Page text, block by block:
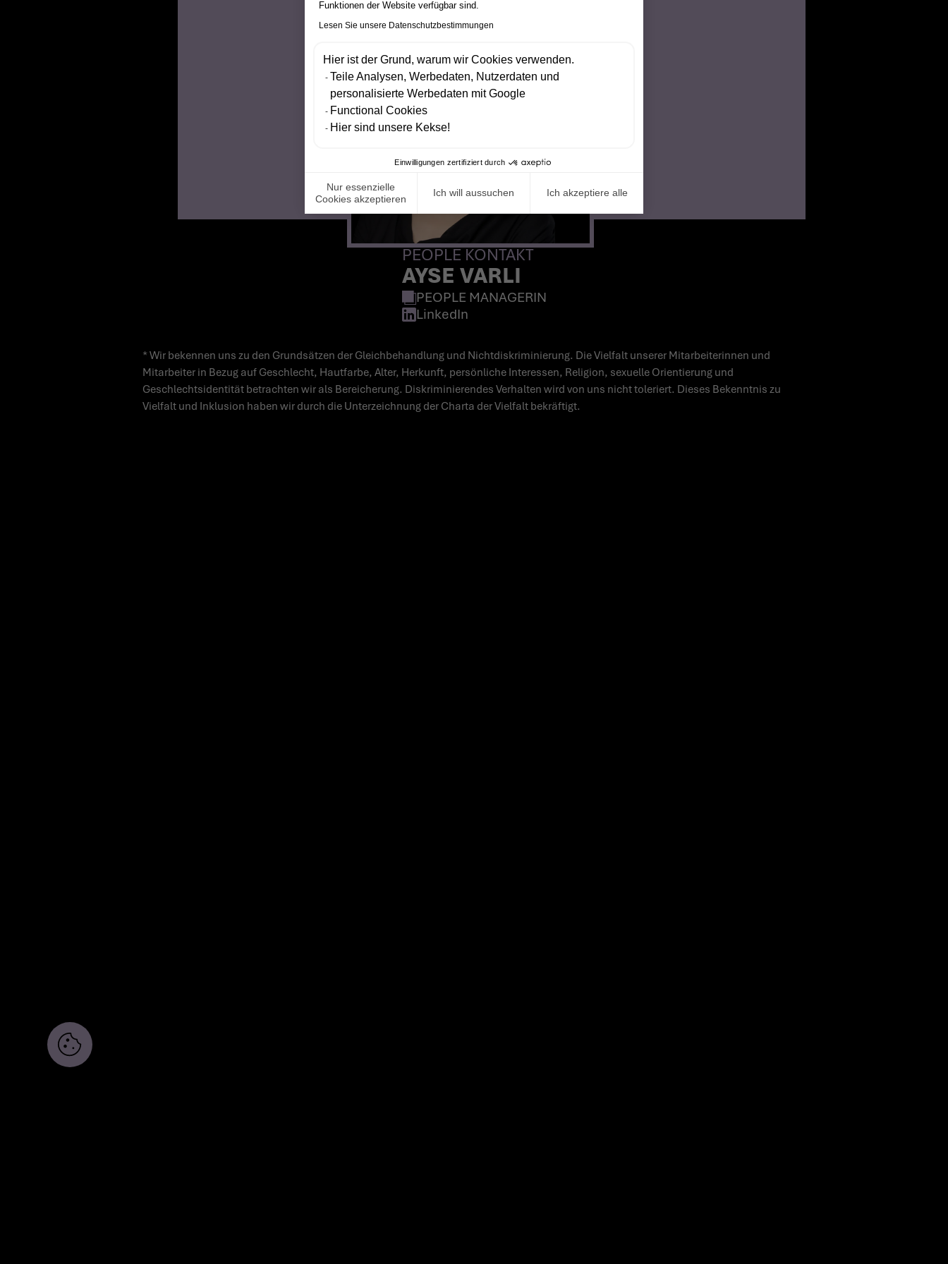
PEOPLE KONTAKT
AYSE VARLI
PEOPLE MANAGERIN
LinkedIn
* Wir bekennen uns zu den Grundsätzen der Gleichbehandlung und Nichtdiskriminierung. Die Vielfalt unserer Mitarbeiterinnen und
Mitarbeiter in Bezug auf Geschlecht, Hautfarbe, Alter, Herkunft, persönliche Interessen, Religion, sexuelle Orientierung und
Geschlechtsidentität betrachten wir als Bereicherung. Diskriminierendes Verhalten wird von uns nicht toleriert. Dieses Bekenntnis zu
Vielfalt und Inklusion haben wir durch die Unterzeichnung der Charta der Vielfalt bekräftigt.
Funktionen der Website verfügbar sind.
Lesen Sie unsere Datenschutzbestimmungen
Hier ist der Grund, warum wir Cookies verwenden.
Teile Analysen, Werbedaten, Nutzerdaten und
personalisierte Werbedaten mit Google
Functional Cookies
Hier sind unsere Kekse!
Einwilligungen zertifiziert durch
Nur essenzielle
Cookies akzeptieren
Ich will aussuchen Ich akzeptiere alle